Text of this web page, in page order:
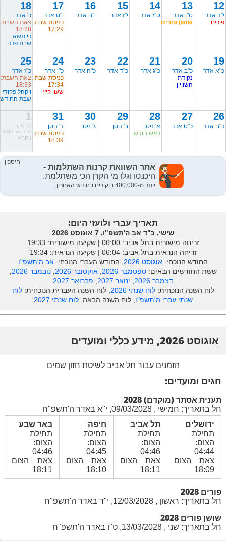
12
י"ד אדר
פורים
13
ט"ו אדר
שושן פורים
14
ט"ז אדר
15
י"ז אדר
16
י"ח אדר
17
י"ט אדר
כניסת שבת:
17:29
18
כ' אדר
צאת השבת:
18:28
כי תשא
שבת פרה
19
כ"א אדר
20
כ"ב אדר
נקודת
השוויון
21
כ"ג אדר
22
כ"ד אדר
23
כ"ה אדר
24
כ"ו אדר
כניסת שבת:
17:34
שעון קיץ
25
כ"ז אדר
צאת השבת:
18:33
ויקהל פקודי
שבת החודש
26
כ"ח אדר
27
כ"ט אדר
28
א' ניסן
ראש חודש
29
ב' ניסן
30
ג' ניסן
31
ד' ניסן
כניסת שבת:
18:39
1
ה' ניסן
צאת השבת: 19:38
ויקרא
תאריך עברי ולועזי היום:
שישי, כ"ד אב ה'תשפ"ו, 7 אוגוסט 2026
זריחה מישורית בתל אביב: ‎06:00 | שקיעה מישורית: 19:33
זריחה הנראית בתל אביב: ‎06:04 | שקיעה הנראית: 19:34
החודש הנוכחי: אוגוסט 2026 , החודש העברי הנוכחי: אב ה'תשפ"ו
ששת החודשים הבאים:ספטמבר 2026 ,אוקטובר 2026 ,נובמבר 2026
,
דצמבר 2026
, ינואר 2027 , פברואר 2027
לוח השנה הנוכחית:לוח שנתי 2026 , לוח השנה העברית הנוכחית:לוח
שנתי עברי ה'תשפ"ו, לוח השנה הבאה:לוח שנתי 2027
אוגוסט 2026, מידע כללי ומועדים
הזמנים עבור תל אביב לשיטת חזון שמים
חגים ומועדים:
תענית אסתר (מוקדם) 2028
חל בתאריך: חמישי , 09/03/2028, י"א באדר ה'תשפ"ח
ירושלים
תחילת
הצום:
04:44
צאת הצום
18:09
תל אביב
תחילת
הצום:
04:46
צאת הצום
18:11
חיפה
תחילת
הצום:
04:45
צאת הצום
18:10
באר שבע
תחילת
הצום:
04:46
צאת הצום
18:11
פורים 2028
חל בתאריך: ראשון , 12/03/2028, י"ד באדר ה'תשפ"ח
שושן פורים 2028
חל בתאריך: שני , 13/03/2028, ט"ו באדר ה'תשפ"ח